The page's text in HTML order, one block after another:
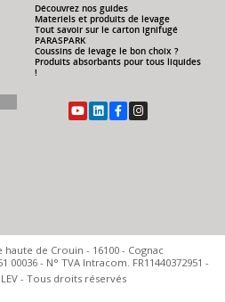
Découvrez nos guides
Materiels et produits de levage
Tout savoir sur le carton ignifugé
PARASPARK
Coussins de levage le bon choix ?
Produits absorbants pour tous liquides
!
haute de Crouin - 16100 - Cognac
00036 - N° TVA Intracom. FR11440372951 -
- Tous droits réservés​